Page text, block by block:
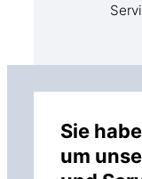
Sie
um